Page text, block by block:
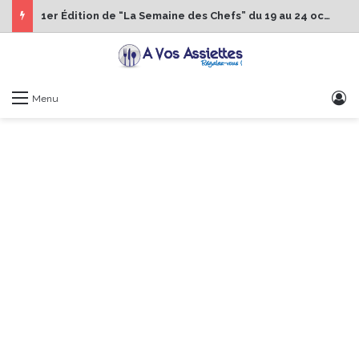
1er Édition de “La Semaine des Chefs” du 19 au 24 octobre 2026
Menu